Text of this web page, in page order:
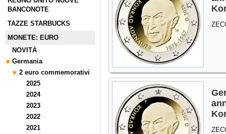
BANCONOTE
TAZZE STARBUCKS
MONETE: EURO
NOVITÀ
Germania
2 euro commemorativi
2025
2024
2023
2022
2021